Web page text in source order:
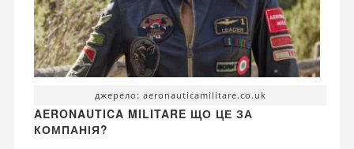
джерело: aeronauticamilitare.co.uk
AERONAUTICA MILITARE ЩО ЦЕ ЗА
КОМПАНІЯ?